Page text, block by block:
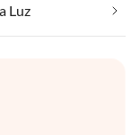
Luz